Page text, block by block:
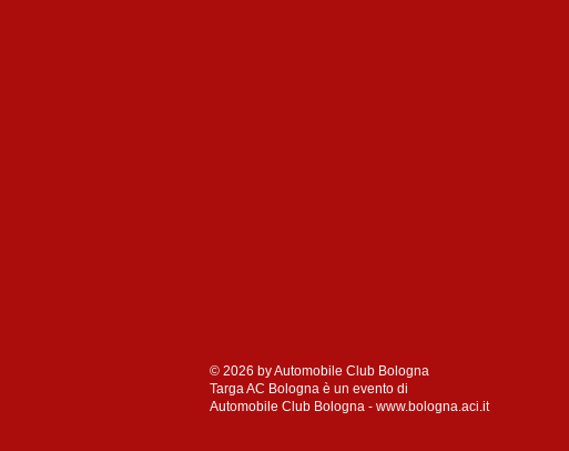
© 2026 by Automobile Club Bologna
Targa AC Bologna è un evento di
Automobile Club Bologna - www.bologna.aci.it